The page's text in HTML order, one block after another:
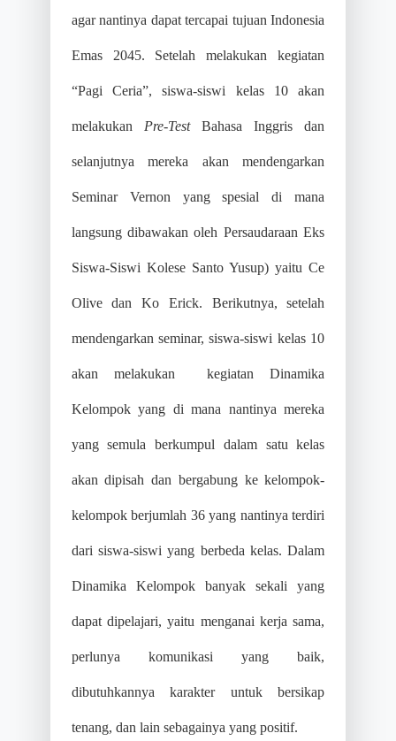
agar nantinya dapat tercapai tujuan Indonesia
Emas 2045. Setelah melakukan kegiatan
“Pagi Ceria”, siswa-siswi kelas 10 akan
melakukan Pre-TestBahasa Inggris dan
selanjutnya mereka akan mendengarkan
Seminar Vernon yang spesial di mana
langsung dibawakan oleh Persaudaraan Eks
Siswa-Siswi Kolese Santo Yusup) yaitu Ce
Olive dan Ko Erick. Berikutnya, setelah
mendengarkan seminar, siswa-siswi kelas 10
akan melakukan kegiatan Dinamika
Kelompok yang di mana nantinya mereka
yang semula berkumpul dalam satu kelas
akan dipisah dan bergabung ke kelompok-
kelompok berjumlah 36 yang nantinya terdiri
dari siswa-siswi yang berbeda kelas. Dalam
Dinamika Kelompok banyak sekali yang
dapat dipelajari, yaitu menganai kerja sama,
perlunya komunikasi yang baik,
dibutuhkannya karakter untuk bersikap
tenang, dan lain sebagainya yang positif.